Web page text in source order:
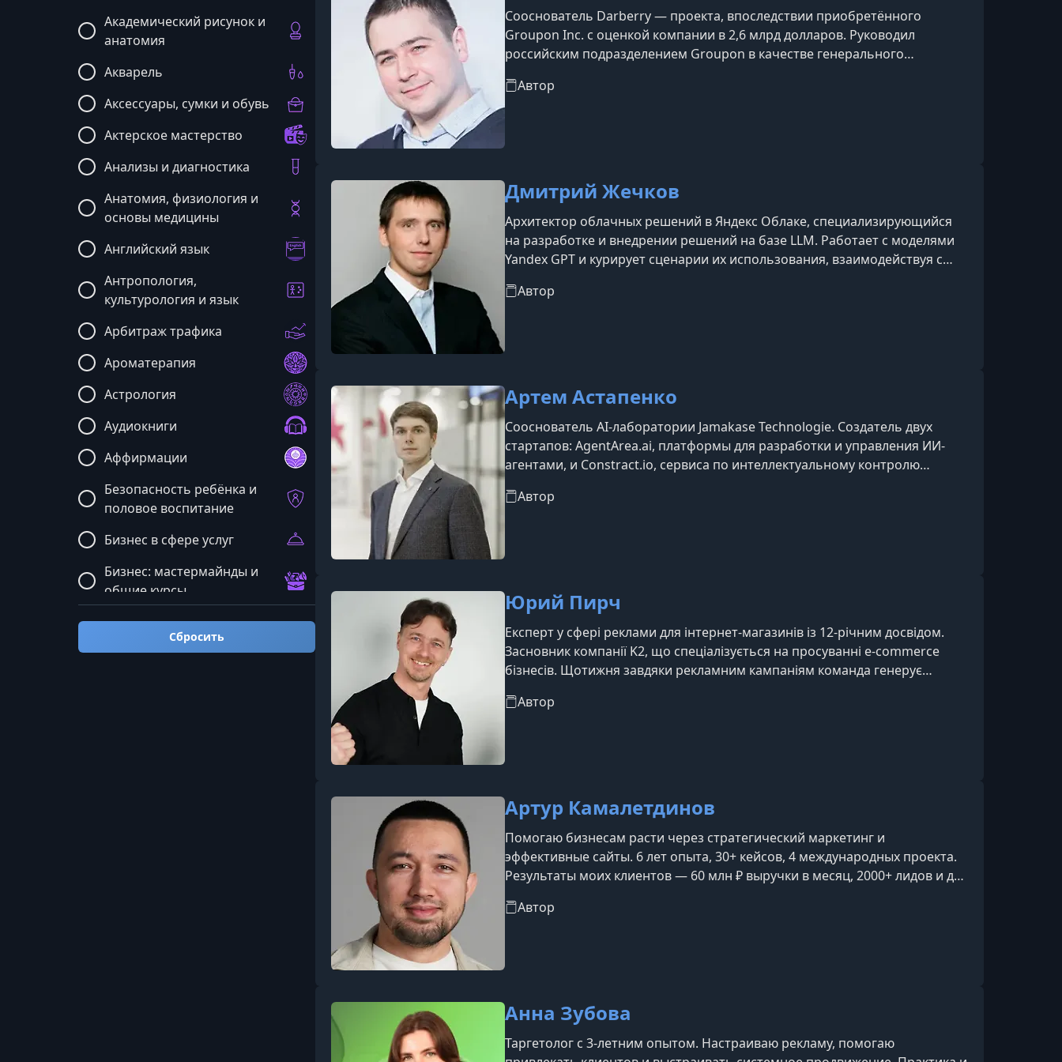
Академический рисунок и
анатомия
Акварель
Аксессуары, сумки и обувь
Актерское мастерство
Анализы и диагностика
Анатомия, физиология и
основы медицины
Английский язык
Антропология,
культурология и язык
Арбитраж трафика
Ароматерапия
Астрология
Аудиокниги
Аффирмации
Безопасность ребёнка и
половое воспитание
Бизнес в сфере услуг
Бизнес: мастермайнды и
общие курсы
Блюда и рецепты
Бренд и реклама
Сбросить
Сооснователь Darberry — проекта, впоследствии приобретённого
Groupon Inc. с оценкой компании в 2,6 млрд долларов. Руководил
российским подразделением Groupon в качестве генерального
образовательной платформы Product University.
Автор
Дмитрий Жечков
Архитектор облачных решений в Яндекс Облаке, специализирующийся
на разработке и внедрении решений на базе LLM. Работает с моделями
Yandex GPT и курирует сценарии их использования, взаимодействуя с
интеграцией больших языковых моделей в продукты и сервисы.
Автор
Артем Астапенко
Сооснователь AI-лаборатории Jamakase Technologie. Создатель двух
стартапов: AgentArea.ai, платформы для разработки и управления ИИ-
агентами, и Constract.io, сервиса по интеллектуальному контролю
специализируется на AI и машинном обучении.
Автор
Юрий Пирч
Експерт у сфері реклами для інтернет-магазинів із 12-річним досвідом.
Засновник компанії K2, що спеціалізується на просуванні e-commerce
бізнесів. Щотижня завдяки рекламним кампаніям команда генерує
заходів Prom.ua. Лауреат премії «E-commerce. Кращі» у 2020 та 2021
Автор
Артур Камалетдинов
Помогаю бизнесам расти через стратегический маркетинг и
эффективные сайты. 6 лет опыта, 30+ кейсов, 4 международных проекта.
Результаты моих клиентов — 60 млн ₽ выручки в месяц, 2000+ лидов и до
Автор
Анна Зубова
Таргетолог с 3-летним опытом. Настраиваю рекламу, помогаю